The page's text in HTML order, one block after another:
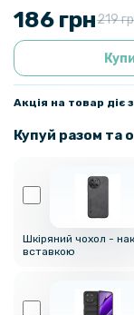
186 грн219
Акція на товар
Купуй разом та
Шкіряний чохол -
вставкою